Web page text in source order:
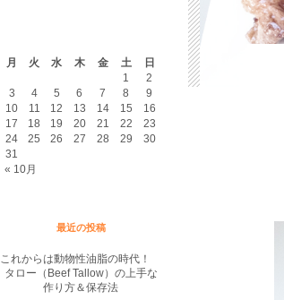
月 火 水 木 金 土
日
1
2
3
4 5 6 7 8
9
10
11 12 13 14 15
16
17
18 19 20 21 22
23
24
25 26 27 28 29
30
31
« 10月
最近の投稿
これからは動物性油脂の時代！
タロー（Beef Tallow）の上手な
作り方＆保存法